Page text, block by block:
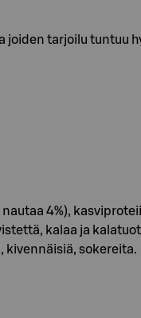
joiden tarjoilu
4%),
kalaa ja